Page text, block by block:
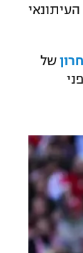
של
ולפני